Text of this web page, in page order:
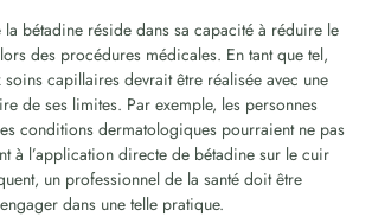
la bétadine réside dans sa capacité à réduire le
des procédures médicales. En tant que tel,
capillaires devrait être réalisée avec une
de ses limites. Par exemple, les personnes
conditions dermatologiques pourraient ne pas
à l’application directe de bétadine sur le cuir
un professionnel de la santé doit être
dans une telle pratique.